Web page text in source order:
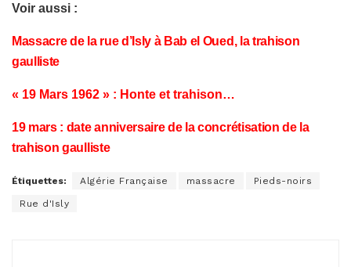
Voir aussi :
Massacre de la rue d’Isly à Bab el Oued, la trahison
gaulliste
« 19 Mars 1962 » : Honte et trahison…
19 mars : date anniversaire de la concrétisation de la
trahison gaulliste
Étiquettes: Algérie Française massacre Pieds-noirs
Rue d'Isly